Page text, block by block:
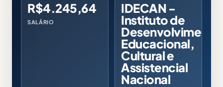
R$4.245,64
SALÁRIO
IDECAN -
Instituto de
Desenvolvimento
Educacional,
Cultural e
Assistencial
Nacional